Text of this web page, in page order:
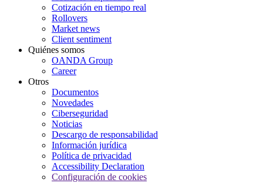
Cotización en tiempo real
Rollovers
Market news
Client sentiment
Quiénes somos
OANDA Group
Career
Otros
Documentos
Novedades
Ciberseguridad
Noticias
Descargo de responsabilidad
Información jurídica
Política de privacidad
Accessibility Declaration
Configuración de cookies